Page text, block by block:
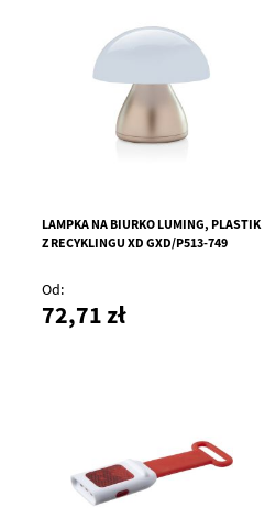
LAMPKA NA BIURKO LUMING, PLASTIK
Z RECYKLINGU XD GXD/P513-749
Od
72,71 zł